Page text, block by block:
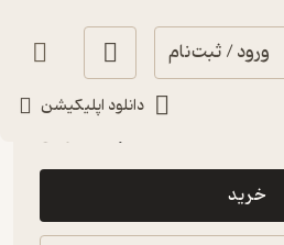
ورود / ثبت‌نام
دانلود اپلیکیشن
132,000
خرید